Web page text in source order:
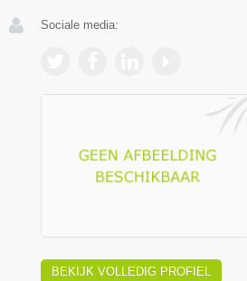
Sociale media:
BEKIJK VOLLEDIG PROFIEL